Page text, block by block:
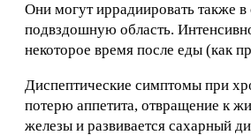
Они могут иррадиировать также в
подвздошную область.
некоторое время после еды (как
Диспептические симптомы при
потерю аппетита, отвращение к
железы и развивается сахарный